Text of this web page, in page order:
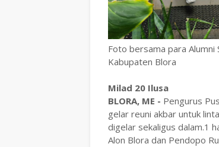
Foto bersama para
Kabupaten Blora
Milad 20 Ilusa
BLORA, ME - Pengurus
gelar reuni akbar untuk
digelar sekaligus dalam.1
Alon Blora dan Pendopo